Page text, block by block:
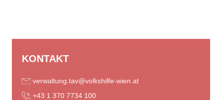
KONTAKT
verwaltung.tav@volkshilfe-wien.at
+43 1 370 7734 100